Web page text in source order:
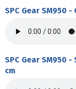
SPC Gear SM950
SPC Gear SM950
cm